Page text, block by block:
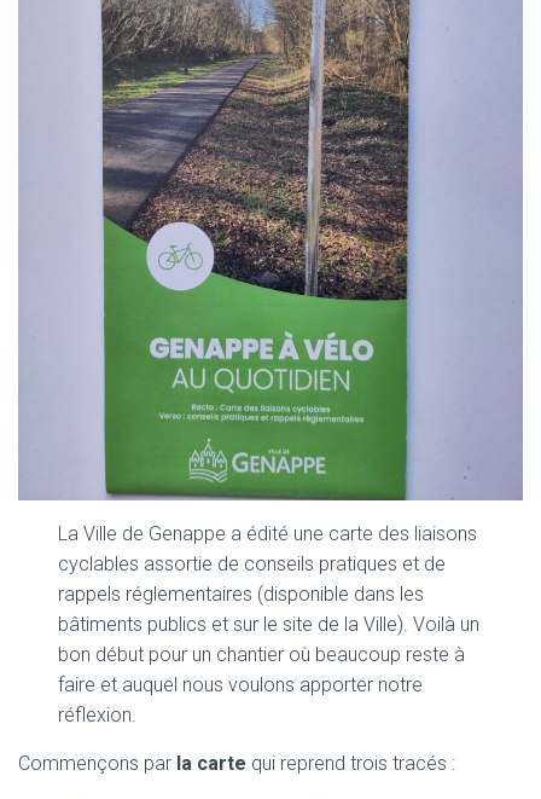
La Ville de Genappe a édité une carte des liaisons
cyclables assortie de conseils pratiques et de
rappels réglementaires (disponible dans les
bâtiments publics et sur le site de la Ville). Voilà un
bon début pour un chantier où beaucoup reste à
faire et auquel nous voulons apporter notre
réflexion.
Commençons par la carte qui reprend trois tracés :